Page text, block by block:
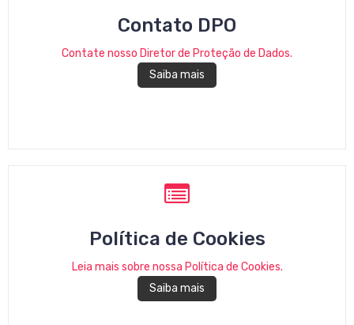
Contato DPO
Contate nosso Diretor de Proteção de Dados.
Saiba mais
Política de Cookies
Leia mais sobre nossa Política de Cookies.
Saiba mais